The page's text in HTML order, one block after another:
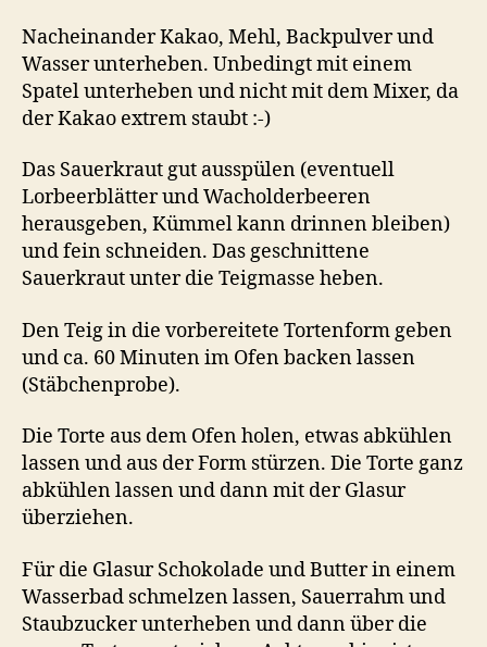
Nacheinander Kakao, Mehl, Backpulver und
Wasser unterheben. Unbedingt mit einem
Spatel unterheben und nicht mit dem Mixer, da
der Kakao extrem staubt :-)
Das Sauerkraut gut ausspülen (eventuell
Lorbeerblätter und Wacholderbeeren
herausgeben, Kümmel kann drinnen bleiben)
und fein schneiden. Das geschnittene
Sauerkraut unter die Teigmasse heben.
Den Teig in die vorbereitete Tortenform geben
und ca. 60 Minuten im Ofen backen lassen
(Stäbchenprobe).
Die Torte aus dem Ofen holen, etwas abkühlen
lassen und aus der Form stürzen. Die Torte ganz
abkühlen lassen und dann mit der Glasur
überziehen.
Für die Glasur Schokolade und Butter in einem
Wasserbad schmelzen lassen, Sauerrahm und
Staubzucker unterheben und dann über die